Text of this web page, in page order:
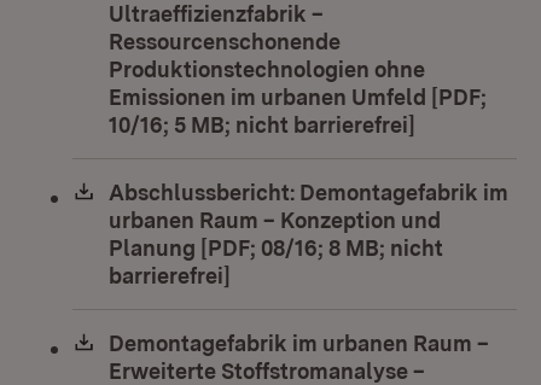
Ultraeffizienzfabrik –
Ressourcenschonende
Produktionstechnologien ohne
Emissionen im urbanen Umfeld [PDF;
10/16; 5 MB; nicht barrierefrei]
Download:
Abschlussbericht: Demontagefabrik im
urbanen Raum – Konzeption und
Planung [PDF; 08/16; 8 MB; nicht
barrierefrei]
Download:
Demontagefabrik im urbanen Raum –
Erweiterte Stoffstromanalyse –